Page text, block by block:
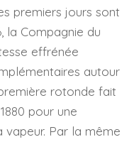
premiers jours sont
la Compagnie du
effrénée
autour
rotonde fait
pour une
Par la même